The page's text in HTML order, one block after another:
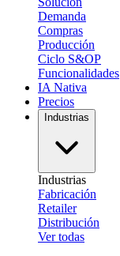
Demanda
Compras
Producción
Ciclo S&OP
Funcionalidades
IA Nativa
Precios
Industrias
Industrias
Fabricación
Retailer
Distribución
Ver todas